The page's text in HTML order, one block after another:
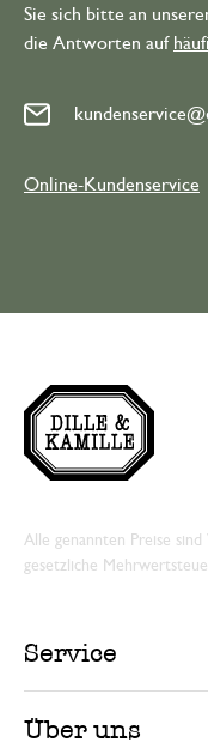
Sie sich bitte an
die Antworten auf
Online-Kundenservice
Alle genannten Preise
gesetzliche
Service
Über uns